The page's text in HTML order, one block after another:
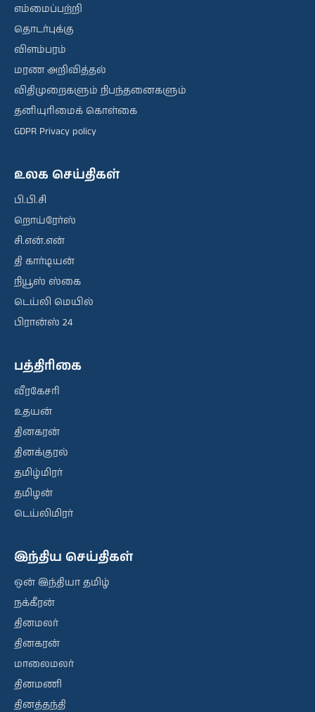
எம்மைப்பற்றி
தொடர்புக்கு
விளம்பரம்
மரண அறிவித்தல்
விதிமுறைகளும் நிபந்தனைகளும்
தனியுரிமைக் கொள்கை
GDPR Privacy policy
உலக செய்திகள்
பி.பி.சி
றொய்ரேர்ஸ்
சி.என்.என்
தி கார்டியன்
நியூஸ் ஸ்கை
டெய்லி மெயில்
பிரான்ஸ் 24
பத்திரிகை
வீரகேசரி
உதயன்
தினகரன்
தினக்குரல்
தமிழ்மிரர்
தமிழன்
டெய்லிமிரர்
இந்திய செய்திகள்
ஒன் இந்தியா தமிழ்
நக்கீரன்
தினமலர்
தினகரன்
மாலைமலர்
தினமணி
தினத்தந்தி